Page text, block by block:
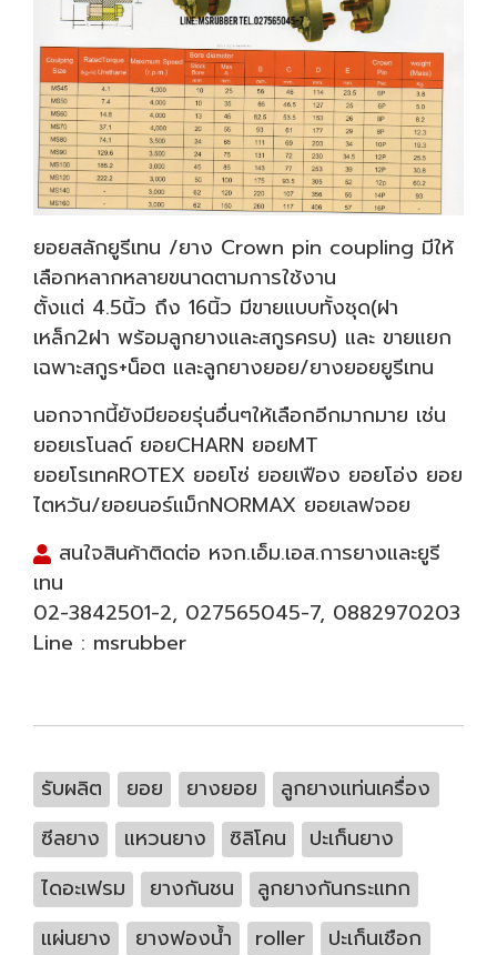
ยอยสลักยูรีเทน /ยาง Crown pin coupling มีให้
เลือกหลากหลายขนาดตามการใช้งาน
ตั้งแต่ 4.5นิ้ว ถึง 16นิ้ว มีขายแบบทั้งชุด(ฝา
เหล็ก2ฝา พร้อมลูกยางและสกูรครบ) และ ขายแยก
เฉพาะสกูร+น็อต และลูกยางยอย/ยางยอยยูรีเทน
นอกจากนี้ยังมียอยรุ่นอื่นๆให้เลือกอีกมากมาย เช่น
ยอยเรโนลด์ ยอยCHARN ยอยMT
ยอยโรเทคROTEX ยอยโซ่ ยอยเฟือง ยอยโอ่ง ยอย
ไตหวัน/ยอยนอร์แม็กNORMAX ยอยเลฟจอย
สนใจสินค้าติดต่อ หจก.เอ็ม.เอส.การยางและยูรี
เทน
02-3842501-2, 027565045-7, 0882970203
Line : msrubber
รับผลิต ยอย ยางยอย
ลูกยางแท่นเครื่อง
ซีลยาง
แหวนยาง ซิลิโคน
ปะเก็นยาง
ไดอะเฟรม
ยางกันชน
ลูกยางกันกระแทก
แผ่นยาง
ยางฟองน้ำ roller
ปะเก็นเชือก